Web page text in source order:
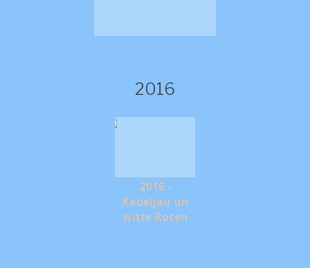
2016
2016 -
Kabeljau un
witte Rosen